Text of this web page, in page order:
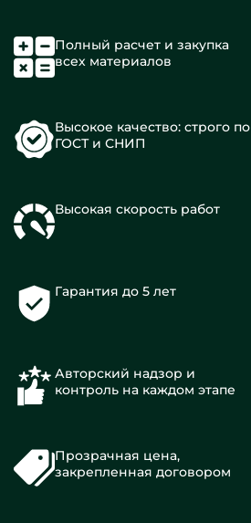
Полный расчет и закупка
всех материалов
Высокое качество: строго по
ГОСТ и СНИП
Высокая скорость работ
Гарантия до 5 лет
Авторский надзор и
контроль на каждом этапе
Прозрачная цена,
закрепленная договором